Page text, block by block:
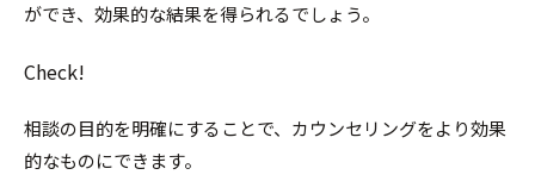
ができ、効果的な結果を得られるでしょう。
Check!
相談の目的を明確にすることで、カウンセリングをより効果
的なものにできます。